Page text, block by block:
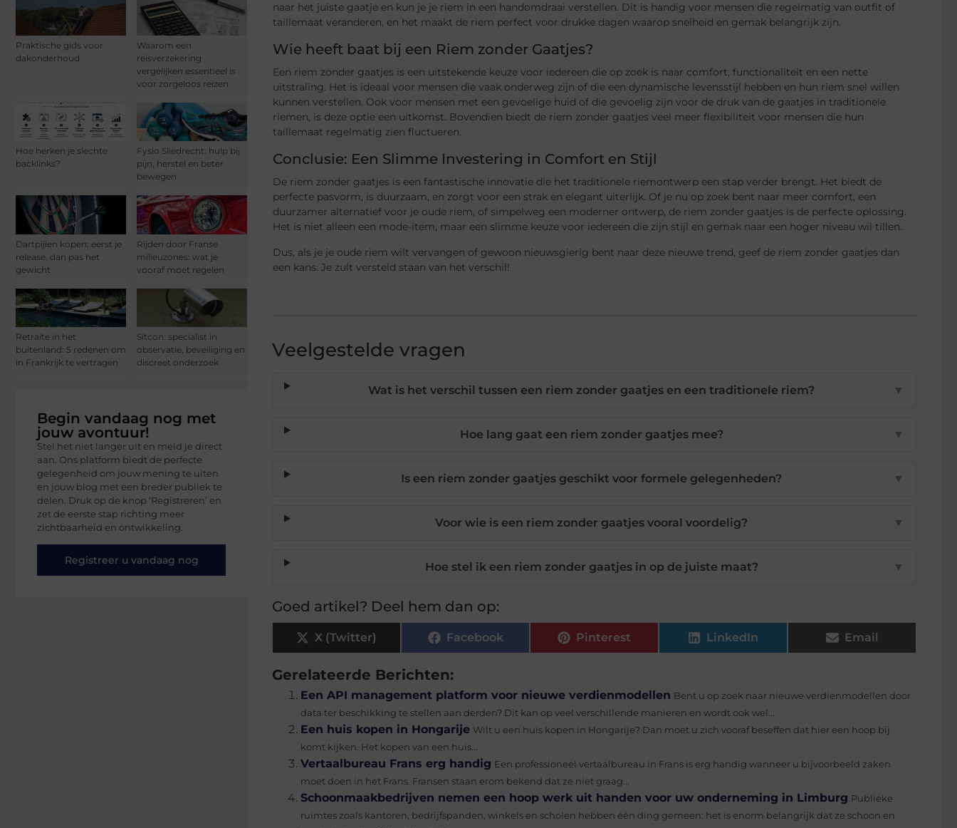
Praktische gids voor
dakonderhoud
Waarom een
reisverzekering
vergelijken essentieel is
voor zorgeloos reizen
Hoe herken je slechte
backlinks?
Fysio Sliedrecht: hulp bij
pijn, herstel en beter
bewegen
Dartpijlen kopen: eerst je
release, dan pas het
gewicht
Rijden door Franse
milieuzones: wat je
vooraf moet regelen
Retraite in het
buitenland: 5 redenen om
in Frankrijk te vertragen
Sitcon: specialist in
observatie, beveiliging en
discreet onderzoek
Begin vandaag nog met
jouw avontuur!
Stel het niet langer uit en meld je direct
aan. Ons platform biedt de perfecte
gelegenheid om jouw mening te uiten
en jouw blog met een breder publiek te
delen. Druk op de knop ‘Registreren’ en
zet de eerste stap richting meer
zichtbaarheid en ontwikkeling.
Registreer u vandaag nog
naar het juiste gaatje en kun je je riem in een handomdraai verstellen. Dit is handig voor mensen die regelmatig van outfit of
taillemaat veranderen, en het maakt de riem perfect voor drukke dagen waarop snelheid en gemak belangrijk zijn.
Wie heeft baat bij een Riem zonder Gaatjes?
Een riem zonder gaatjes is een uitstekende keuze voor iedereen die op zoek is naar comfort, functionaliteit en een nette
uitstraling. Het is ideaal voor mensen die vaak onderweg zijn of die een dynamische levensstijl hebben en hun riem snel willen
kunnen verstellen. Ook voor mensen met een gevoelige huid of die gevoelig zijn voor de druk van de gaatjes in traditionele
riemen, is deze optie een uitkomst. Bovendien biedt de riem zonder gaatjes veel meer flexibiliteit voor mensen die hun
taillemaat regelmatig zien fluctueren.
Conclusie: Een Slimme Investering in Comfort en Stijl
De riem zonder gaatjes is een fantastische innovatie die het traditionele riemontwerp een stap verder brengt. Het biedt de
perfecte pasvorm, is duurzaam, en zorgt voor een strak en elegant uiterlijk. Of je nu op zoek bent naar meer comfort, een
duurzamer alternatief voor je oude riem, of simpelweg een moderner ontwerp, de riem zonder gaatjes is de perfecte oplossing.
Het is niet alleen een mode-item, maar een slimme keuze voor iedereen die zijn stijl en gemak naar een hoger niveau wil tillen.
Dus, als je je oude riem wilt vervangen of gewoon nieuwsgierig bent naar deze nieuwe trend, geef de riem zonder gaatjes dan
een kans. Je zult versteld staan van het verschil!
Veelgestelde vragen
Wat is het verschil tussen een riem zonder gaatjes en een traditionele riem? ▼
Hoe lang gaat een riem zonder gaatjes mee? ▼
Is een riem zonder gaatjes geschikt voor formele gelegenheden? ▼
Voor wie is een riem zonder gaatjes vooral voordelig? ▼
Hoe stel ik een riem zonder gaatjes in op de juiste maat? ▼
Goed artikel? Deel hem dan op:
X (Twitter) Facebook Pinterest LinkedIn Email
Gerelateerde Berichten:
Een API management platform voor nieuwe verdienmodellen Bent u op zoek naar nieuwe verdienmodellen door
data ter beschikking te stellen aan derden? Dit kan op veel verschillende manieren en wordt ook wel...
Een huis kopen in Hongarije Wilt u een huis kopen in Hongarije? Dan moet u zich vooraf beseffen dat hier een hoop bij
komt kijken. Het kopen van een huis...
Vertaalbureau Frans erg handig Een professioneel vertaalbureau in Frans is erg handig wanneer u bijvoorbeeld zaken
moet doen in het Frans. Fransen staan erom bekend dat ze niet graag...
Schoonmaakbedrijven nemen een hoop werk uit handen voor uw onderneming in Limburg Publieke
ruimtes zoals kantoren, bedrijfspanden, winkels en scholen hebben één ding gemeen: het is enorm belangrijk dat ze schoon en